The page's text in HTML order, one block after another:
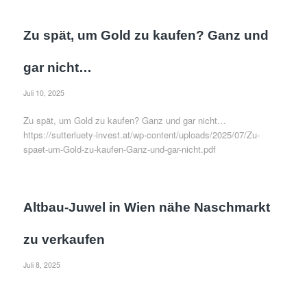
Zu spät, um Gold zu kaufen? Ganz und
gar nicht…
Juli 10, 2025
Zu spät, um Gold zu kaufen? Ganz und gar nicht…
https://sutterluety-invest.at/wp-content/uploads/2025/07/Zu-
spaet-um-Gold-zu-kaufen-Ganz-und-gar-nicht.pdf
Altbau-Juwel in Wien nähe Naschmarkt
zu verkaufen
Juli 8, 2025